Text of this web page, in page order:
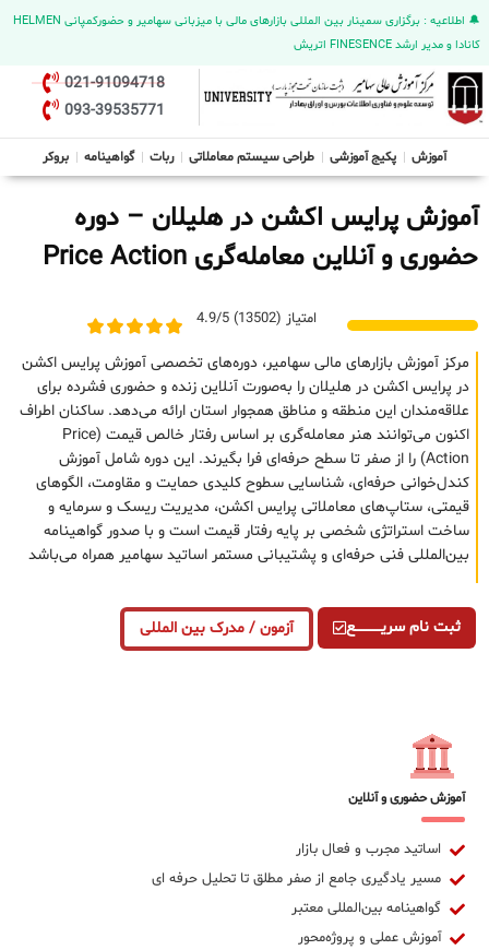
🔔 اطلاعیه : برگزاری سمینار بین المللی بازارهای مالی با میزبانی سهامیر و حضورکمپانی HELMEN
کانادا و مدیر ارشد FINESENCE اتریش
021-91094718
093-39535771
آموزش پکیج آموزشی طراحی سیستم معاملاتی ربات گواهینامه بروکر
آموزش پرایس اکشن در هلیلان – دوره
حضوری و آنلاین معامله‌گری Price Action
امتیاز (13502) 4.9/5
مرکز آموزش بازارهای مالی سهامیر، دوره‌های تخصصی آموزش پرایس اکشن
در پرایس اکشن در هلیلان را به‌صورت آنلاین زنده و حضوری فشرده برای
علاقه‌مندان این منطقه و مناطق همجوار استان ارائه می‌دهد. ساکنان اطراف
اکنون می‌توانند هنر معامله‌گری بر اساس رفتار خالص قیمت (Price
Action) را از صفر تا سطح حرفه‌ای فرا بگیرند. این دوره شامل آموزش
کندل‌خوانی حرفه‌ای، شناسایی سطوح کلیدی حمایت و مقاومت، الگوهای
قیمتی، ستاپ‌های معاملاتی پرایس اکشن، مدیریت ریسک و سرمایه و
ساخت استراتژی شخصی بر پایه رفتار قیمت است و با صدور گواهینامه
بین‌المللی فنی حرفه‌ای و پشتیبانی مستمر اساتید سهامیر همراه می‌باشد
ثبت نام سریــــــــــــع آزمون / مدرک بین المللی
آموزش حضوری و آنلاین
اساتید مجرب و فعال بازار
مسیر یادگیری جامع از صفر مطلق تا تحلیل حرفه ای
گواهینامه بین‌المللی معتبر
آموزش عملی و پروژه‌محور